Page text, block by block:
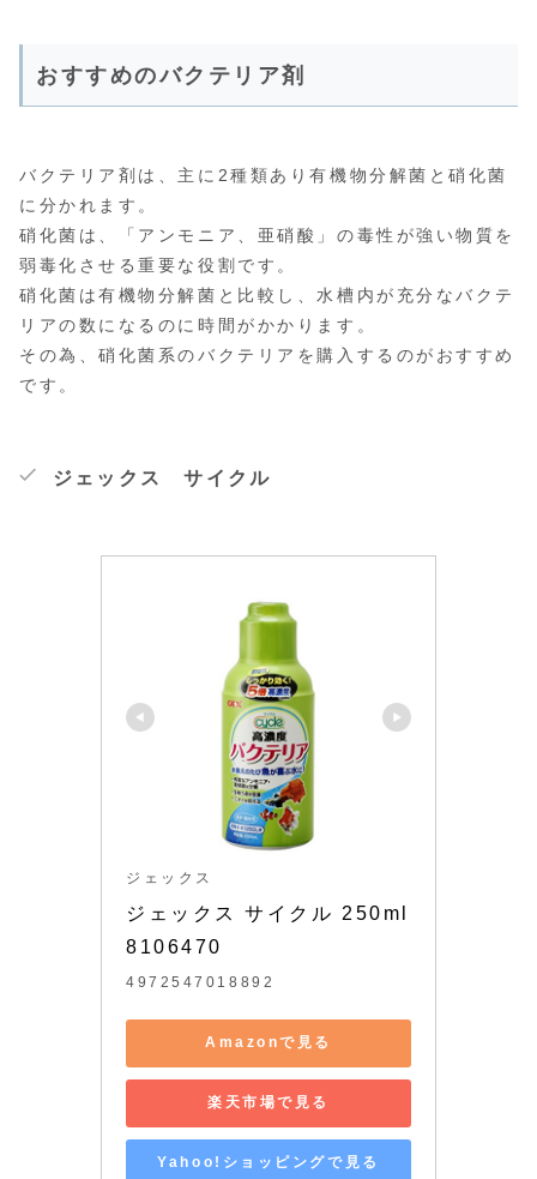
おすすめのバクテリア剤
バクテリア剤は、主に2種類あり有機物分解菌と硝化菌
に分かれます。
硝化菌は、「アンモニア、亜硝酸」の毒性が強い物質を
弱毒化させる重要な役割です。
硝化菌は有機物分解菌と比較し、水槽内が充分なバクテ
リアの数になるのに時間がかかります。
その為、硝化菌系のバクテリアを購入するのがおすすめ
です。
ジェックス サイクル
ジェックス
ジェックス サイクル 250ml
8106470
4972547018892
Amazonで見る
楽天市場で見る
Yahoo!ショッピングで見る